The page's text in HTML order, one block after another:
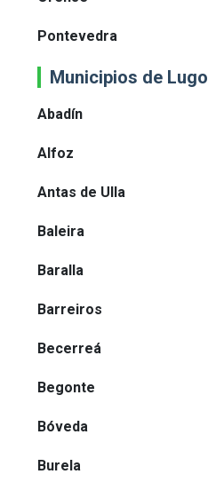
Pontevedra
Municipios de Lugo
Abadín
Alfoz
Antas de Ulla
Baleira
Baralla
Barreiros
Becerreá
Begonte
Bóveda
Burela